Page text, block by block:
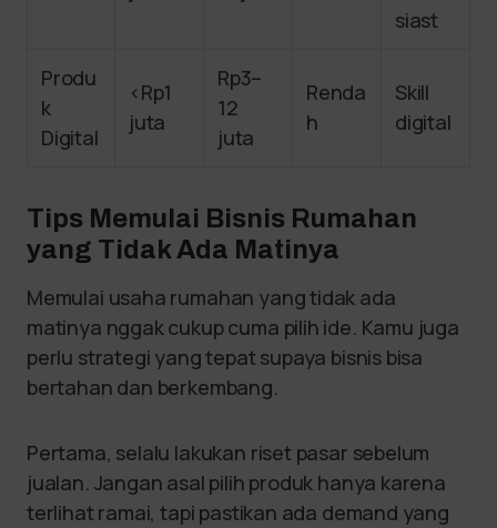
siast
Produ
k
Digital
<Rp1
juta
Rp3–
12
juta
Renda
h
Skill
digital
Tips Memulai Bisnis Rumahan
yang Tidak Ada Matinya
Memulai usaha rumahan yang tidak ada
matinya nggak cukup cuma pilih ide. Kamu juga
perlu strategi yang tepat supaya bisnis bisa
bertahan dan berkembang.
Pertama, selalu lakukan riset pasar sebelum
jualan. Jangan asal pilih produk hanya karena
terlihat ramai, tapi pastikan ada demand yang